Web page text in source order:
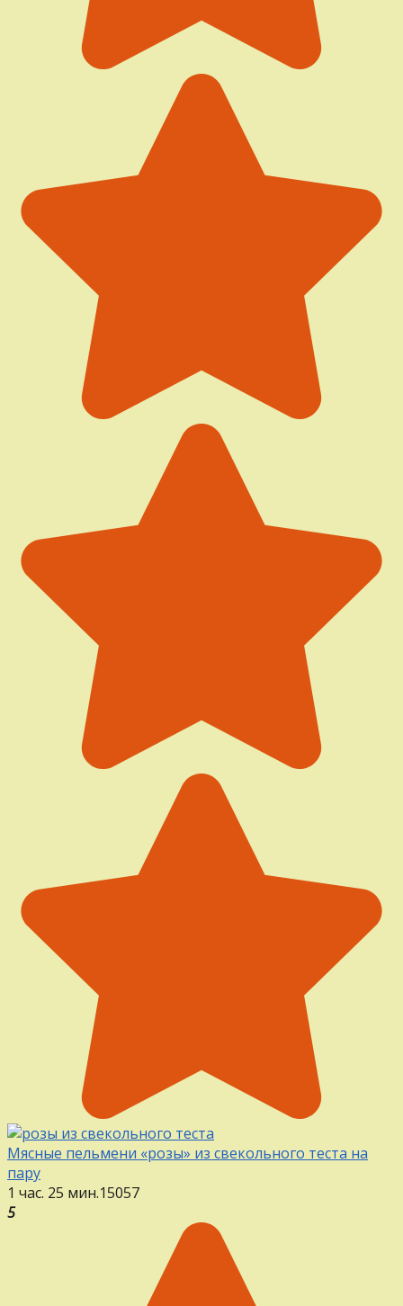
Мясные пельмени «розы» из свекольного теста на
пару
1 час. 25 мин.15057
5